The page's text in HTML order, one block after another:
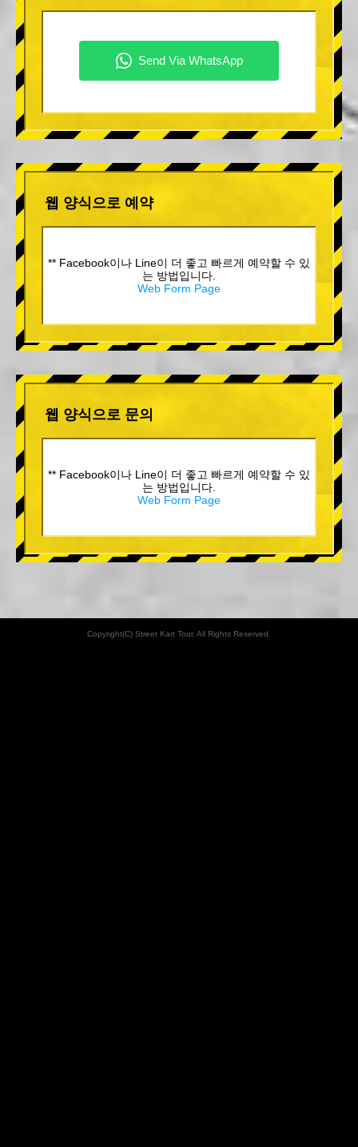
웹 양식으로 예약
** Facebook이나 Line이 더 좋고 빠르게 예약할 수 있
는 방법입니다.
Web Form Page
웹 양식으로 문의
** Facebook이나 Line이 더 좋고 빠르게 예약할 수 있
는 방법입니다.
Web Form Page
Copyright(C) Street Kart Tour. All Rights Reserved.